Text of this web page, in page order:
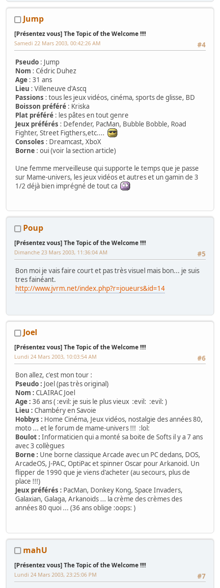
Jump
[Présentez vous] The Topic of the Welcome !!!!
#4
Samedi 22 Mars 2003, 00:42:26 AM
Pseudo : Jump
Nom : Cédric Duhez
Age : 31 ans
Lieu : Villeneuve d'Ascq
Passions : tous les jeux vidéos, cinéma, sports de glisse, BD
Boisson préféré : Kriska
Plat préféré : les pâtes en tout genre
Jeux préférés : Defender, PacMan, Bubble Bobble, Road
Fighter, Street Figthers,etc....
Consoles : Dreamcast, XboX
Borne : oui (voir la section article)
Une femme merveilleuse qui supporte le temps que je passe
sur Mame-univers, les jeux vidéos et autres et un gamin de 3
1/2 déjà bien imprégné de tout ca
Poup
[Présentez vous] The Topic of the Welcome !!!!
#5
Dimanche 23 Mars 2003, 11:36:04 AM
Bon moi je vais faire court et pas très visuel mais bon... je suis
tres fainéant.
http://www.jvrm.net/index.php?r=joueurs&id=14
Joel
[Présentez vous] The Topic of the Welcome !!!!
#6
Lundi 24 Mars 2003, 10:03:54 AM
Bon allez, c'est mon tour :
Pseudo : Joel (pas très original)
Nom : CLAIRAC Joel
Age : 36 ans ( :evil: je suis le plus vieux :evil: :evil: )
Lieu : Chambéry en Savoie
Hobbys : Home Cinéma, Jeux vidéos, nostalgie des années 80,
moto ... et le forum de mame-univers !!! :lol:
Boulot : Informaticien qui a monté sa boite de Softs il y a 7 ans
avec 3 collègues
Borne : Une borne classique Arcade avec un PC dedans, DOS,
ArcadeOS, J-PAC, OptiPac et spinner Oscar pour Arkanoid. Un
flipper de 1990 que je viens d'acheter (au secours, plus de
place !!!)
Jeux préférés : PacMan, Donkey Kong, Space Invaders,
Galaxian, Galaga, Arkanoids ... la crème des crèmes des
années 80 quoi ... (36 ans oblige :oops: )
mahU
[Présentez vous] The Topic of the Welcome !!!!
#7
Lundi 24 Mars 2003, 23:25:06 PM